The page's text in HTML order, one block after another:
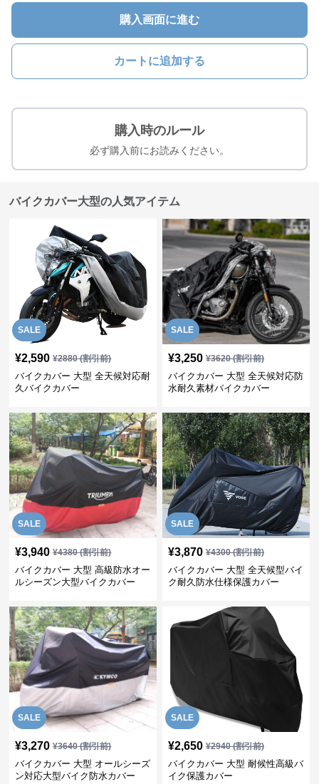
購入画面に進む
カートに追加する
購入時のルール
必ず購入前にお読みください。
バイクカバー大型の人気アイテム
SALE
¥2,590 ¥2880(割引前)
バイクカバー 大型 全天候対応耐
久バイクカバー
SALE
¥3,250 ¥3620(割引前)
バイクカバー 大型 全天候対応防
水耐久素材バイクカバー
SALE
¥3,940 ¥4380(割引前)
バイクカバー 大型 高級防水オー
ルシーズン大型バイクカバー
SALE
¥3,870 ¥4300(割引前)
バイクカバー 大型 全天候型バイ
ク耐久防水仕様保護カバー
SALE
¥3,270 ¥3640(割引前)
バイクカバー 大型 オールシーズ
ン対応大型バイク防水カバー
SALE
¥2,650 ¥2940(割引前)
バイクカバー 大型 耐候性高級バ
イク保護カバー